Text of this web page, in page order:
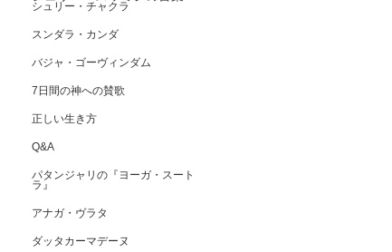
シュリー・チャクラ
スンダラ・カンダ
バジャ・ゴーヴィンダム
7日間の神への賛歌
正しい生き方
Q&A
パタンジャリの『ヨーガ・スート
ラ』
アナガ・ヴラタ
ダッタカーマデーヌ